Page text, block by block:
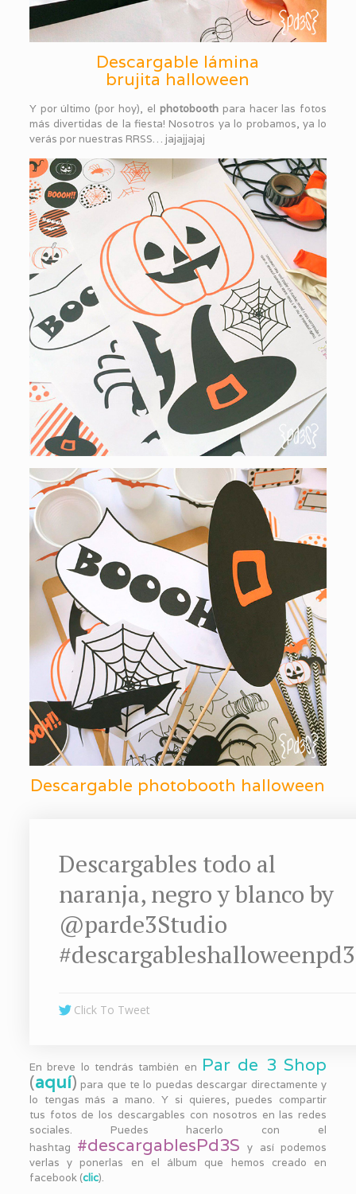
Descargable lámina
brujita halloween
Y por último (por hoy), el photoboothpara hacer las fotos
más divertidas de la fiesta! Nosotros ya lo probamos, ya lo
verás por nuestras RRSS… jajajjajaj
Descargable photobooth halloween
Descargables todo al
naranja, negro y blanco by
@parde3Studio
Click To Tweet
En breve lo tendrás también en Par de 3 Shop
(aquí) para que te lo puedas descargar directamente y
lo tengas más a mano. Y si quieres, puedes compartir
tus fotos de los descargables con nosotros en las redes
sociales. Puedes hacerlo con el
hashtag #descargablesPd3S y así podemos
verlas y ponerlas en el álbum que hemos creado en
facebook (clic).